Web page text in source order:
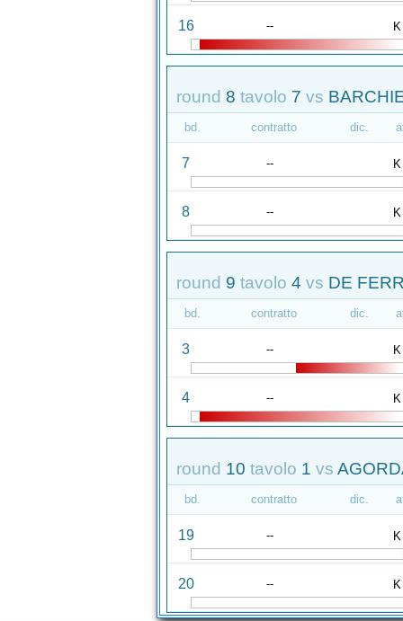
16 -- K
round 8 tavolo 7 vs
bd. contratto dic.
7 -- K
8 -- K
round 9 tavolo 4 vs DE
bd. contratto dic.
3 -- K
4 -- K
round 10 tavolo 1 vs
bd. contratto dic.
19 -- K
20 -- K